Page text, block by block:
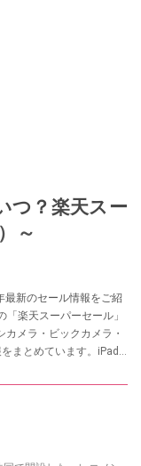
つ？楽天スー
～
最新のセール情報をご紹
楽天スーパーセール」
メラ・ビックカメラ・
まとめています。iPad